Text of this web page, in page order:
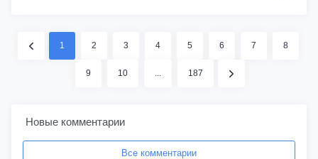
1 2 3 4 5 6 7 8
9 10 ... 187
Новые комментарии
Все комментарии